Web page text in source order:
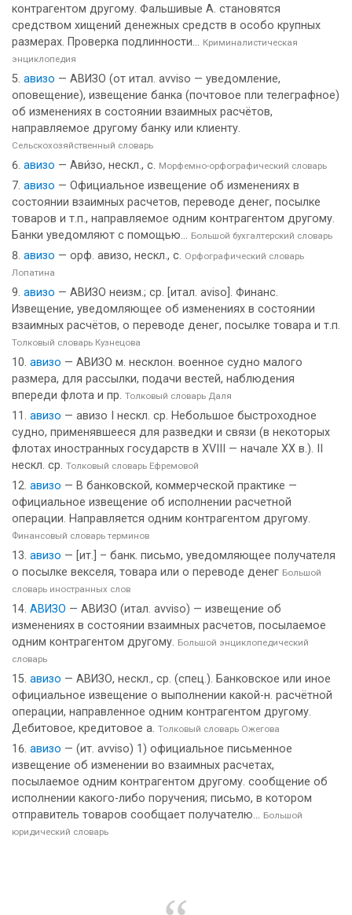
контрагентом другому. Фальшивые А. становятся
средством хищений денежных средств в особо крупных
размерах. Проверка подлинности... Криминалистическая
энциклопедия
авизо — АВИЗО (от итал. avviso — уведомление,
оповещение), извещение банка (почтовое пли телеграфное)
об изменениях в состоянии взаимных расчётов,
направляемое другому банку или клиенту.
Сельскохозяйственный словарь
авизо — Ави́зо, нескл., с. Морфемно-орфографический словарь
авизо — Официальное извещение об изменениях в
состоянии взаимных расчетов, переводе денег, посылке
товаров и т.п., направляемое одним контрагентом другому.
Банки уведомляют с помощью... Большой бухгалтерский словарь
авизо — орф. авизо, нескл., с. Орфографический словарь
Лопатина
авизо — АВИЗО неизм.; ср. [итал. aviso]. Финанс.
Извещение, уведомляющее об изменениях в состоянии
взаимных расчётов, о переводе денег, посылке товара и т.п.
Толковый словарь Кузнецова
авизо — АВИЗО м. несклон. военное судно малого
размера, для рассылки, подачи вестей, наблюдения
впереди флота и пр. Толковый словарь Даля
авизо — авизо I нескл. ср. Небольшое быстроходное
судно, применявшееся для разведки и связи (в некоторых
флотах иностранных государств в XVIII — начале XX в.). II
нескл. ср. Толковый словарь Ефремовой
авизо — В банковской, коммерческой практике —
официальное извещение об исполнении расчетной
операции. Направляется одним контрагентом другому.
Финансовый словарь терминов
авизо — [ит.] – банк. письмо, уведомляющее получателя
о посылке векселя, товара или о переводе денег Большой
словарь иностранных слов
АВИЗО — АВИЗО (итал. avviso) — извещение об
изменениях в состоянии взаимных расчетов, посылаемое
одним контрагентом другому. Большой энциклопедический
словарь
авизо — АВИЗО, нескл., ср. (спец.). Банковское или иное
официальное извещение о выполнении какой-н. расчётной
операции, направленное одним контрагентом другому.
Дебитовое, кредитовое а. Толковый словарь Ожегова
авизо — (ит. avviso) 1) официальное письменное
извещение об изменении во взаимных расчетах,
посылаемое одним контрагентом другому. сообщение об
исполнении какого-либо поручения; письмо, в котором
отправитель товаров сообщает получателю... Большой
юридический словарь